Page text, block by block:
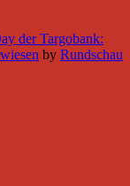
der Targobank:
by Rundschau